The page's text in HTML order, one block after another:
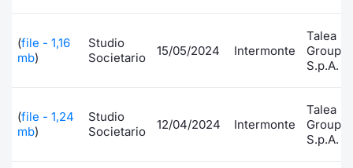
(file - 1,16
mb)
Studio
Societario
15/05/2024 Intermonte
Talea
Group
S.p.A.
(file - 1,24
mb)
Studio
Societario
12/04/2024 Intermonte
Talea
Group
S.p.A.
Avvisi